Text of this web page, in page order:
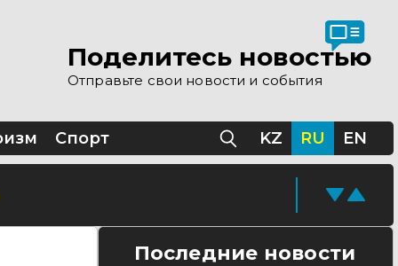
Поделитесь новостью
Отправьте свои новости и события
Спорт KZ RU EN
Последние новости